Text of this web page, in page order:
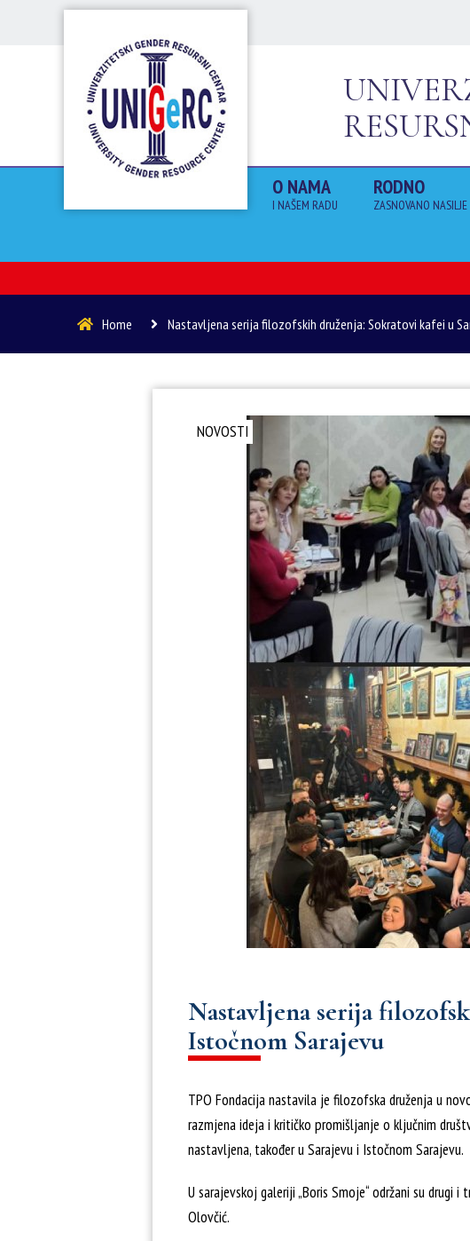
O NAMA
I NAŠEM RADU
RODNO
ZASNOVANO NASILJE
Home Nastavljena serija filozofskih druženja: Sokratovi kafei u
NOVOSTI
Nastavljena serija
Istočnom Sarajevu
TPO Fondacija nastavila je filozofska druženja u
razmjena ideja i kritičko promišljanje o ključnim
nastavljena, također u Sarajevu i Istočnom Sarajevu.
U sarajevskoj galeriji „Boris Smoje“ održani su drugi
Olovčić.